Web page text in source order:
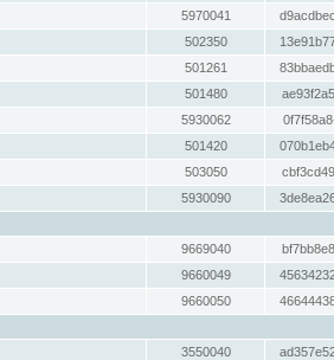
5970041
502350
501261
501480
5930062
501420
503050
5930090
9669040
9660049
9660050
3550040